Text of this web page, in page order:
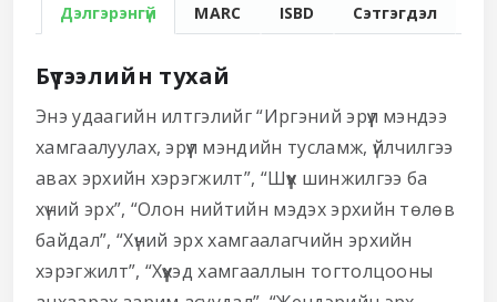
Дэлгэрэнгүй MARC ISBD Сэтгэгдэл
Бүтээлийн тухай
Энэ удаагийн илтгэлийг “Иргэний эрүүл мэндээ
хамгаалуулах, эрүүл мэндийн тусламж, үйлчилгээ
авах эрхийн хэрэгжилт”, “Шүүх шинжилгээ ба
хүний эрх”, “Олон нийтийн мэдэх эрхийн төлөв
байдал”, “Хүний эрх хамгаалагчийн эрхийн
хэрэгжилт”, “Хүүхэд хамгааллын тогтолцооны